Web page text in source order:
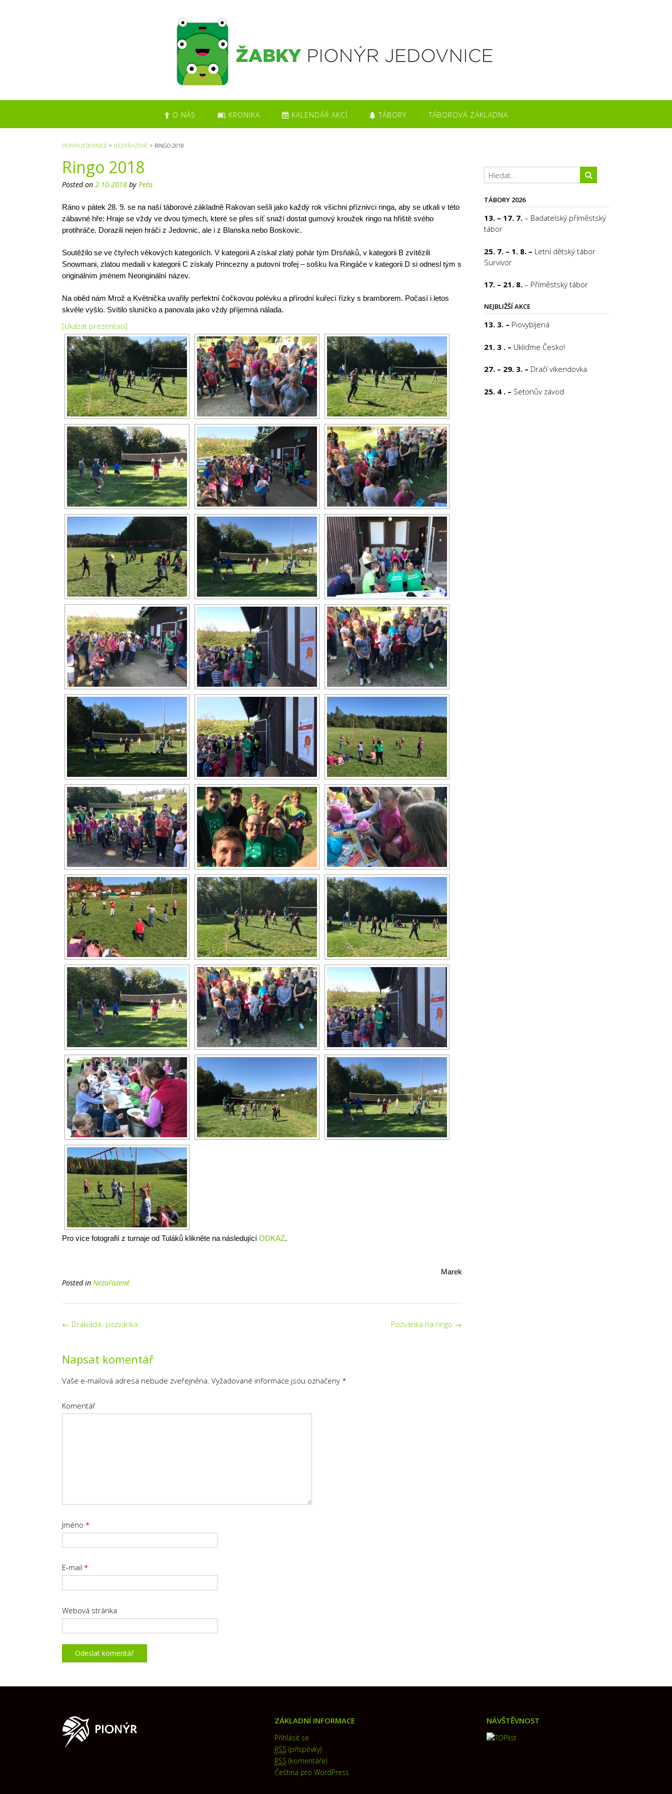
n
O NÁS KRONIKA KALENDÁŘ AKCÍ TÁBORY TÁBOROVÁ ZÁKLADNA
PIONÝR JEDOVNICE > NEZAŘAZENÉ > RINGO 2018
Ringo 2018
Posted on 2.10.2018 by Peťa
Ráno v pátek 28. 9. se na naší táborové základně Rakovan sešli jako každý rok všichni příznivci ringa, aby se utkali v této
zábavné hře: Hraje se vždy ve dvou týmech, které se přes síť snaží dostat gumový kroužek ringo na hřiště svého
protihráče. Dorazili nejen hráči z Jedovnic, ale i z Blanska nebo Boskovic.
Soutěžilo se ve čtyřech věkových kategoriích. V kategorii A získal zlatý pohár tým Drsňáků, v kategorii B zvítězili
Snowmani, zlatou medaili v kategorii C získaly Princezny a putovní trofej – sošku lva Ringáče v kategorii D si odnesl tým s
originálním jménem Neoriginální název.
Na oběd nám Mrož a Květnička uvařily perfektní čočkovou polévku a přírodní kuřecí řízky s bramborem. Počasí i letos
skvěle vyšlo. Svítilo sluníčko a panovala jako vždy příjemná nálada.
[Ukázat prezentaci]
Pro více fotografií z turnaje od Tuláků klikněte na následující ODKAZ.
Marek
Posted in Nezařazené
Post
Pozvánka na ringo →
← Drakiáda- pozvánka
Napsat komentář
Vaše e-mailová adresa nebude zveřejněna. Vyžadované informace jsou označeny *
Komentář
Jméno *
E-mail *
Webová stránka
TÁBORY 2026
13. – 17. 7. – Badatelský příměstský
tábor
25. 7. – 1. 8. – Letní dětský tábor
Survivor
17. – 21. 8. – Příměstský tábor
NEJBLIŽŠÍ AKCE
13. 3. – Piovybíjená
21. 3 . – Ukliďme Česko!
27. – 29. 3. – Dračí víkendovka
25. 4 . – Setonův závod
ZÁKLADNÍ INFORMACE
Přihlásit se
RSS (příspěvky)
RSS (komentáře)
Čeština pro WordPress
NÁVŠTĚVNOST